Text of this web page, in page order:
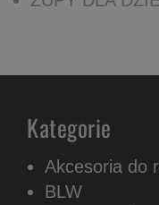
Kategorie
Akcesoria do
BLW